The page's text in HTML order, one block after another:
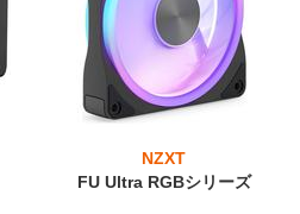
NZXT
FU Ultra RGBシリーズ